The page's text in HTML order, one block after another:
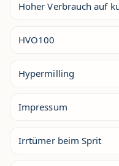
Hoher Verbrauch auf
HVO100
Hypermilling
Impressum
Irrtümer beim Sprit